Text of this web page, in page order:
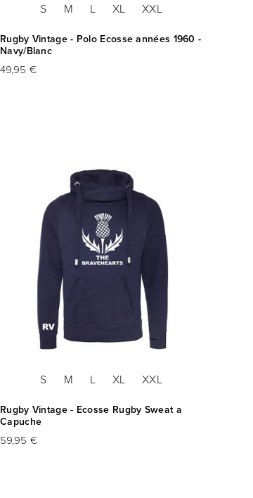
S M L XL XXL
Rugby Vintage - Polo Ecosse années 1960 -
Navy/Blanc
49,95 €
S M L XL XXL
Rugby Vintage - Ecosse Rugby Sweat a
Capuche
59,95 €